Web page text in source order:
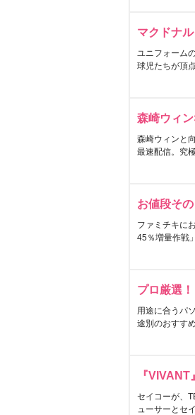
マクドナ
ユニフォーム
球児たちが頂
森崎ウィ
森崎ウィンと
最速配信。究
お値段そ
ファミチキに
45％増量作戦
プロ厳選
用途に合うパ
途別のおすす
『
セイコーが、
ューサーとセ